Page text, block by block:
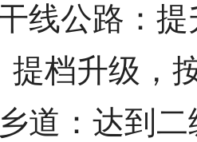
干线公路：
提档升级，
乡道：达到